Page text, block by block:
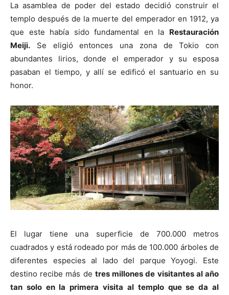
La asamblea de poder del estado decidió construir el
templo después de la muerte del emperador en 1912, ya
que este había sido fundamental en la Restauración
Meiji. Se eligió entonces una zona de Tokio con
abundantes lirios, donde el emperador y su esposa
pasaban el tiempo, y allí se edificó el santuario en su
honor.
El lugar tiene una superficie de 700.000 metros
cuadrados y está rodeado por más de 100.000 árboles de
diferentes especies al lado del parque Yoyogi. Este
destino recibe más de tres millones de visitantes al año
tan solo en la primera visita al templo que se da al